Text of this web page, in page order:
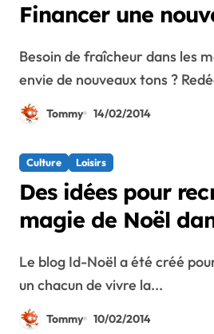
Financer une
Besoin de fraîcheur dans les matériaux ou simple
envie de nouveaux tons ?
Tommy 14/02/2014
Culture Loisirs
Des idées pour
magie de Noël
Le blog Id-Noël a été créé pour permettre à tout
un chacun de vivre la...
Tommy 10/02/2014